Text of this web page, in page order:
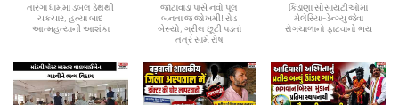
તારંગા ધામમાં ડબલ ડેથથી
ચકચાર, હત્યા બાદ
આત્મહત્યાની આશંકા
જાટાવાડા પાસે નવો પૂલ
બનતા જ જોખમી! રોડ
બેસ્યો, ગ્રીલ છૂટી પડતાં
તંત્ર સામે રોષ
કિડાણા સોસાયટીઓમાં
મેલેરિયા-ડેન્ગ્યુ જેવા
રોગચાળાનો ફાટવાનો ભય